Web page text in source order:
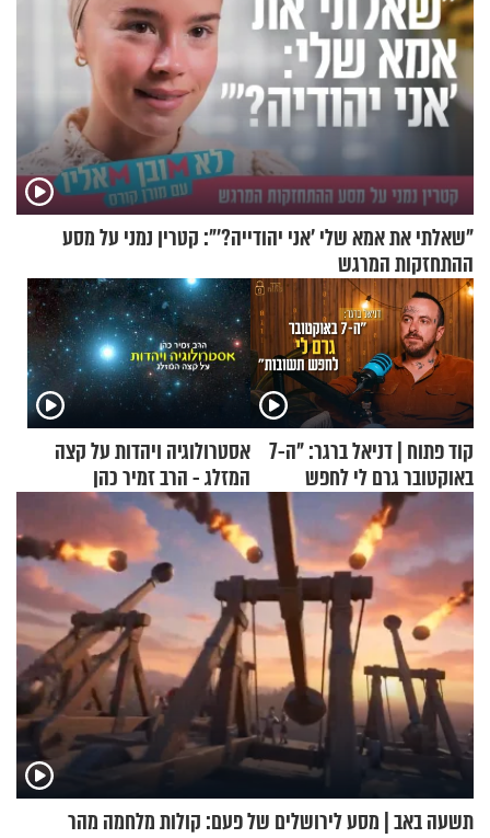
"שאלתי את אמא שלי 'אני יהודייה?'": קטרין נמני על מסע
ההתחזקות המרגש
קוד פתוח | דניאל ברגר: "ה-7
באוקטובר גרם לי לחפש
תשובות"
אסטרולוגיה ויהדות על קצה
המזלג - הרב זמיר כהן
תשעה באב | מסע לירושלים של פעם: קולות מלחמה מהר